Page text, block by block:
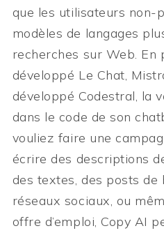
que les utilisateurs non-
modèles de langages
recherches sur Web. En
développé Le Chat,
développé Codestral, la
dans le code de son
vouliez faire une
écrire des descriptions
des textes, des posts de
réseaux sociaux, ou
offre d’emploi, Copy AI